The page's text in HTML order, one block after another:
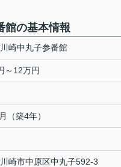
館の基本情報
崎中丸子参番館
～12万円
（築4年）
川崎市中原区中丸子592-3